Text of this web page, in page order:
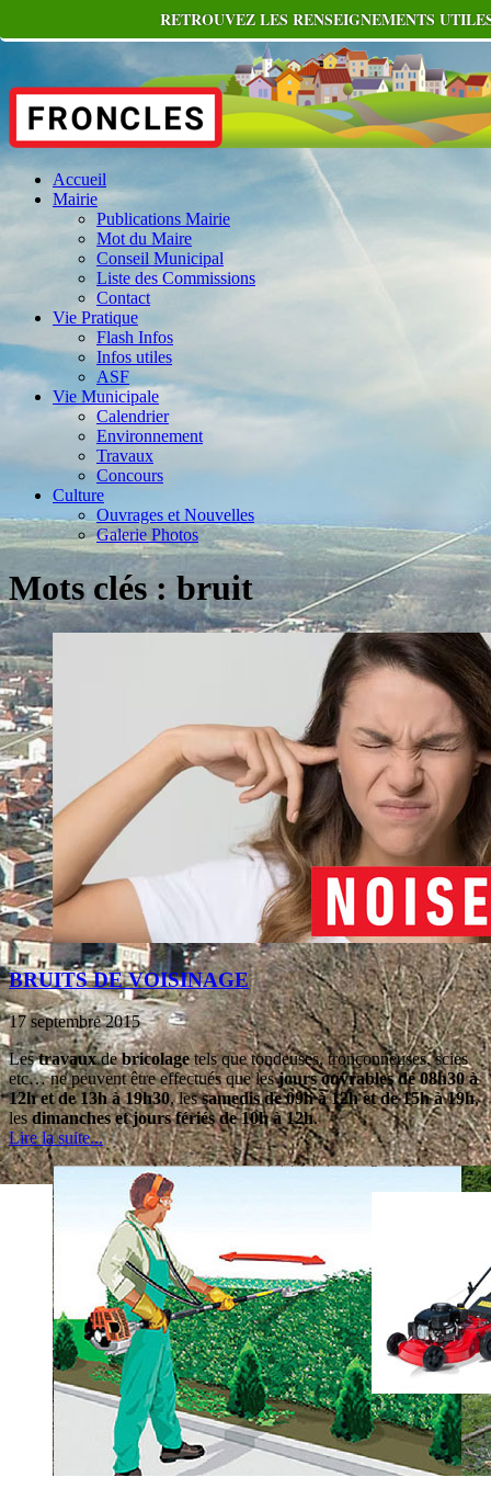
Accueil
Mairie
Publications Mairie
Mot du Maire
Conseil Municipal
Liste des Commissions
Contact
Vie Pratique
Flash Infos
Infos utiles
ASF
Vie Municipale
Calendrier
Environnement
Travaux
Concours
Culture
Ouvrages et Nouvelles
Galerie Photos
Mots clés : bruit
BRUITS DE VOISINAGE
17 septembre 2015
Lestravauxdebricolagetels que tondeuses, tronçonneuses, scies
etc… ne peuvent être effectués que lesjours ouvrables de 08h30 à
12h et de 13h à 19h30, lessamedis de 09h à 12h et de 15h à 19h,
lesdimanches et jours fériés de 10h à 12h.
Lire la suite...
RETROUVEZ LES RENSEIGNEMENTS